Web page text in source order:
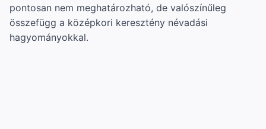
pontosan nem meghatározható, de valószínűleg
összefügg a középkori keresztény névadási
hagyományokkal.